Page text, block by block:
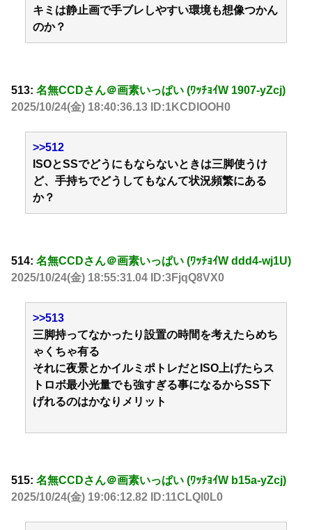
キミは静止画で手ブレしやすい環境も想像つかん
のか？
513: 名無CCDさん＠画素いっぱい (ﾜｯﾁｮｲW 1907-yZcj)
2025/10/24(金) 18:40:36.13 ID:1KCDlOOH0
>>512
ISOとSSでどうにもならないときは三脚使うけ
ど、手持ちでどうしてもなんて状況頻繁にある
か？
514: 名無CCDさん＠画素いっぱい (ﾜｯﾁｮｲW ddd4-wj1U)
2025/10/24(金) 18:55:31.04 ID:3FjqQ8VX0
>>513
三脚持ってなかったり設置の時間を考えたらめち
ゃくちゃ有る
それに夜景とかイルミポトレだとISO上げたらス
トロボ最小光量でも強すぎる事になるからSS下
げれるのはかなりメリット
515: 名無CCDさん＠画素いっぱい (ﾜｯﾁｮｲW b15a-yZcj)
2025/10/24(金) 19:06:12.82 ID:11CLQl0L0